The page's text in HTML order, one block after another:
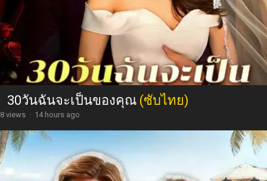
30วันฉันจะเป็นของคุณ (ซับไทย)
8 views · 14 hours ago